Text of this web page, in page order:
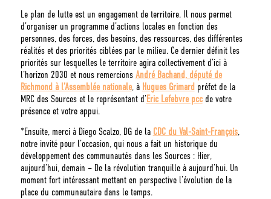
Le plan de lutte est un engagement de territoire. Il nous permet
d’organiser un programme d’actions locales en fonction des
personnes, des forces, des besoins, des ressources, des différentes
réalités et des priorités ciblées par le milieu. Ce dernier définit les
priorités sur lesquelles le territoire agira collectivement d’ici à
l’horizon 2030 et nous remercions André Bachand, député de
Richmond à l’Assemblée nationale, à Hugues Grimard préfet de la
MRC des Sources et le représentant d’Eric Lefebvre pccde votre
présence et votre appui.
*Ensuite, merci à Diego Scalzo, DG de la CDC du Val-Saint-François,
notre invité pour l’occasion, qui nous a fait un historique du
développement des communautés dans les Sources : Hier,
aujourd’hui, demain – De la révolution tranquille à aujourd’hui. Un
moment fort intéressant mettant en perspective l’évolution de la
place du communautaire dans le temps.